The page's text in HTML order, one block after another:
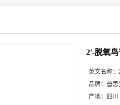
2'-脱氧
英文名称：
品牌： 普思
产地：
四川